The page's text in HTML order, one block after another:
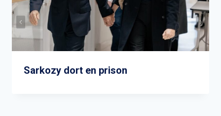
Sarkozy dort en prison